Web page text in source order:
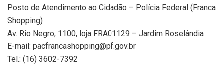
Posto de Atendimento ao Cidadão – Polícia Federal (Franca
Shopping)
Av. Rio Negro, 1100, loja FRA01129 – Jardim Roselândia
E-mail: pacfrancashopping@pf.gov.br
Tel.: (16) 3602-7392